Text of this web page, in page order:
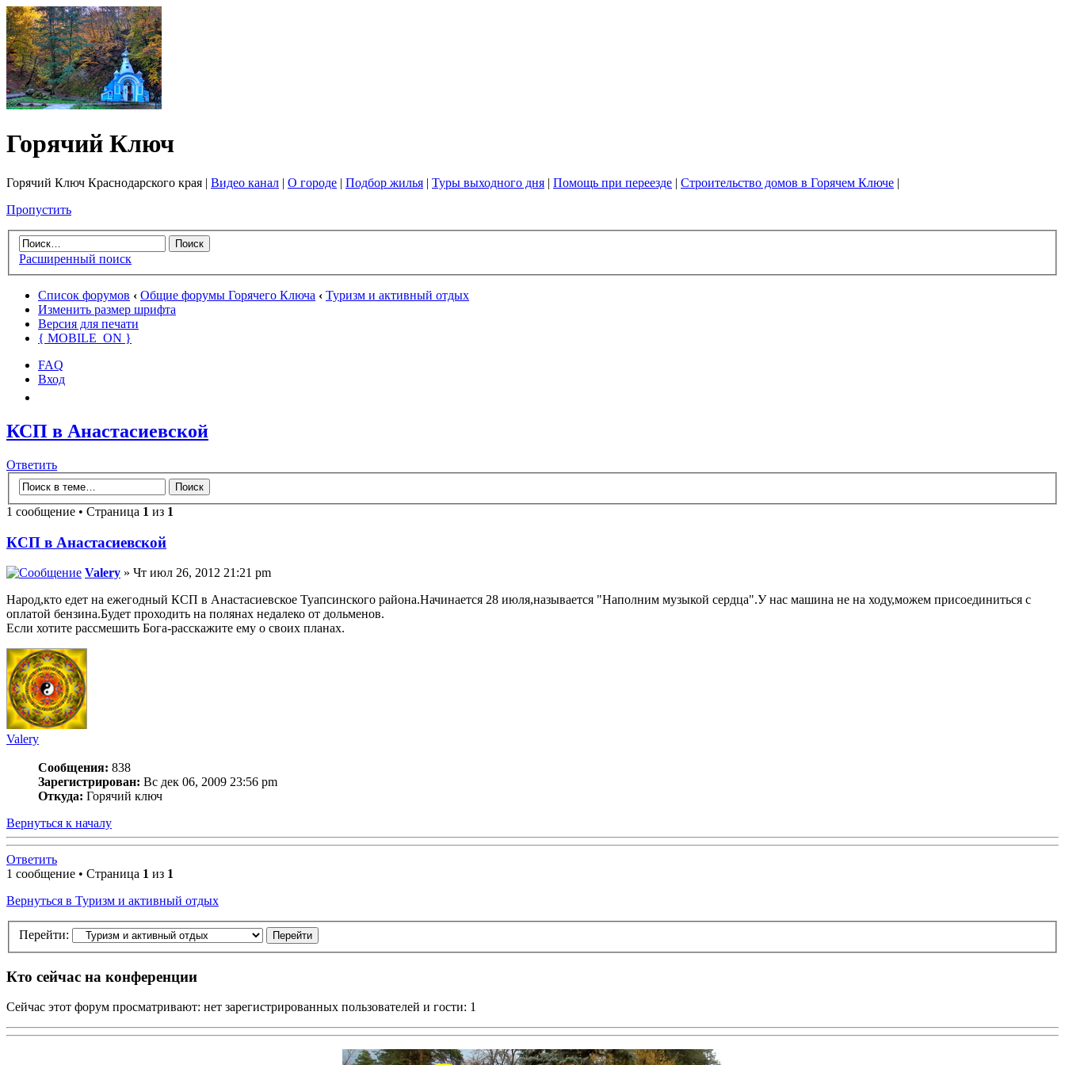
Горячий Ключ
Горячий Ключ Краснодарского края | Видео канал | О городе | Подбор жилья | Туры выходного дня | Помощь при переезде | Строительство домов в Горячем Ключе |
Пропустить
Расширенный поиск
Список форумов ‹ Общие форумы Горячего Ключа ‹ Туризм и активный отдых
Изменить размер шрифта
Версия для печати
{ MOBILE_ON }
FAQ
Вход
КСП в Анастасиевской
Ответить
1 сообщение • Страница 1 из 1
КСП в Анастасиевской
Valery » Чт июл 26, 2012 21:21 pm
Народ,кто едет на ежегодный КСП в Анастасиевское Туапсинского района.Начинается 28 июля,называется "Наполним музыкой сердца".У нас машина не на ходу,можем присоединиться с
оплатой бензина.Будет проходить на полянах недалеко от дольменов.
Если хотите рассмешить Бога-расскажите ему о своих планах.
Valery
Сообщения: 838
Зарегистрирован: Вс дек 06, 2009 23:56 pm
Откуда: Горячий ключ
Вернуться к началу
Ответить
1 сообщение • Страница 1 из 1
Вернуться в Туризм и активный отдых
Перейти:
Кто сейчас на конференции
Сейчас этот форум просматривают: нет зарегистрированных пользователей и гости: 1